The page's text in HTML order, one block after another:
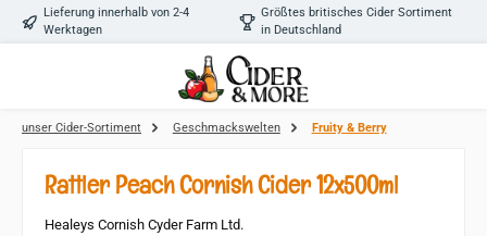
Zum Hauptinhalt springen
Lieferung innerhalb von 2-4
Werktagen
Größtes britisches Cider Sortiment
in Deutschland
unser Cider-Sortiment Geschmackswelten Fruity & Berry
Rattler Peach Cornish Cider 12x500ml
Healeys Cornish Cyder Farm Ltd.